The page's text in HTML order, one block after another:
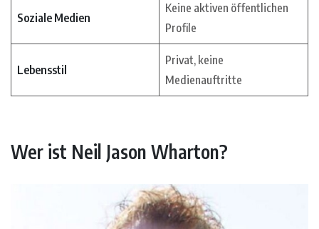
Soziale Medien
Keine aktiven öffentlichen
Profile
Lebensstil
Privat, keine
Medienauftritte
Wer ist Neil Jason Wharton?